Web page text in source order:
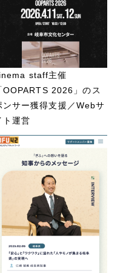
staff主催
OOPARTS 2026」のス
ンサー獲得支援／Webサ
ト運営